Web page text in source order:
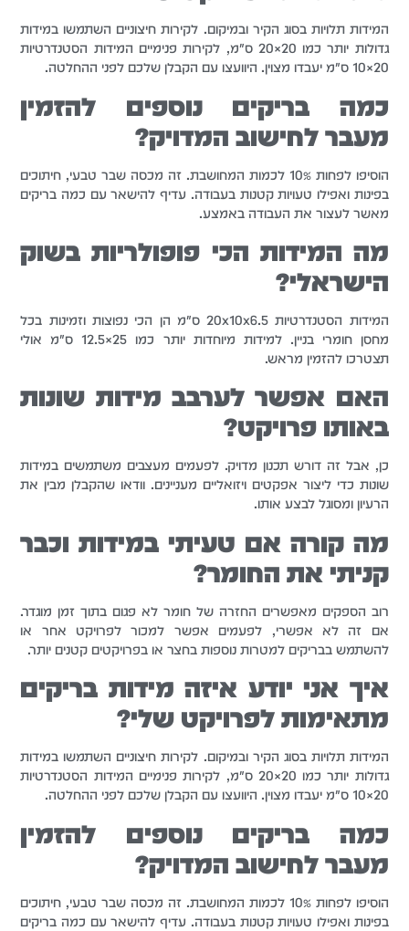
המידות תלויות בסוג הקיר ובמיקום. לקירות חיצוניים השתמשו במידות
גדולות יותר כמו 20×20 ס"מ, לקירות פנימיים המידות הסטנדרטיות
20×10 ס"מ יעבדו מצוין. היוועצו עם הקבלן שלכם לפני ההחלטה.
כמה בריקים נוספים להזמין
מעבר לחישוב המדויק?
הוסיפו לפחות 10% לכמות המחושבת. זה מכסה שבר טבעי, חיתוכים
בפינות ואפילו טעויות קטנות בעבודה. עדיף להישאר עם כמה בריקים
מאשר לעצור את העבודה באמצע.
מה המידות הכי פופולריות בשוק
הישראלי?
המידות הסטנדרטיות 20x10x6.5 ס"מ הן הכי נפוצות וזמינות בכל
מחסן חומרי בניין. למידות מיוחדות יותר כמו 25×12.5 ס"מ אולי
תצטרכו להזמין מראש.
האם אפשר לערבב מידות שונות
באותו פרויקט?
כן, אבל זה דורש תכנון מדויק. לפעמים מעצבים משתמשים במידות
שונות כדי ליצור אפקטים ויזואליים מעניינים. וודאו שהקבלן מבין את
הרעיון ומסוגל לבצע אותו.
מה קורה אם טעיתי במידות וכבר
קניתי את החומר?
רוב הספקים מאפשרים החזרה של חומר לא פגום בתוך זמן מוגדר.
אם זה לא אפשרי, לפעמים אפשר למכור לפרויקט אחר או
להשתמש בבריקים למטרות נוספות בחצר או בפרויקטים קטנים יותר.
איך אני יודע איזה מידות בריקים
מתאימות לפרויקט שלי?
המידות תלויות בסוג הקיר ובמיקום. לקירות חיצוניים השתמשו במידות
גדולות יותר כמו 20×20 ס"מ, לקירות פנימיים המידות הסטנדרטיות
20×10 ס"מ יעבדו מצוין. היוועצו עם הקבלן שלכם לפני ההחלטה.
כמה בריקים נוספים להזמין
מעבר לחישוב המדויק?
הוסיפו לפחות 10% לכמות המחושבת. זה מכסה שבר טבעי, חיתוכים
בפינות ואפילו טעויות קטנות בעבודה. עדיף להישאר עם כמה בריקים